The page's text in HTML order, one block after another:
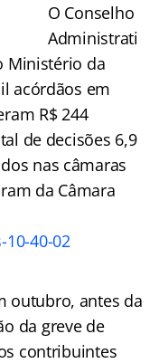
O Conselho
Administrati
Ministério da
acórdãos em
R$ 244
de decisões 6,9
nas câmaras
da Câmara
outubro, antes da
da greve de
contribuintes